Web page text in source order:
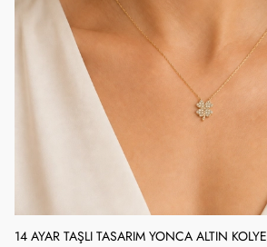
14 AYAR TAŞLI TASARIM YONCA ALTIN KOLYE